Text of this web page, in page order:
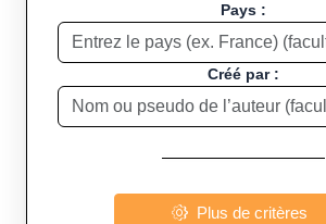
Pays :
Créé par :
Plus de critères